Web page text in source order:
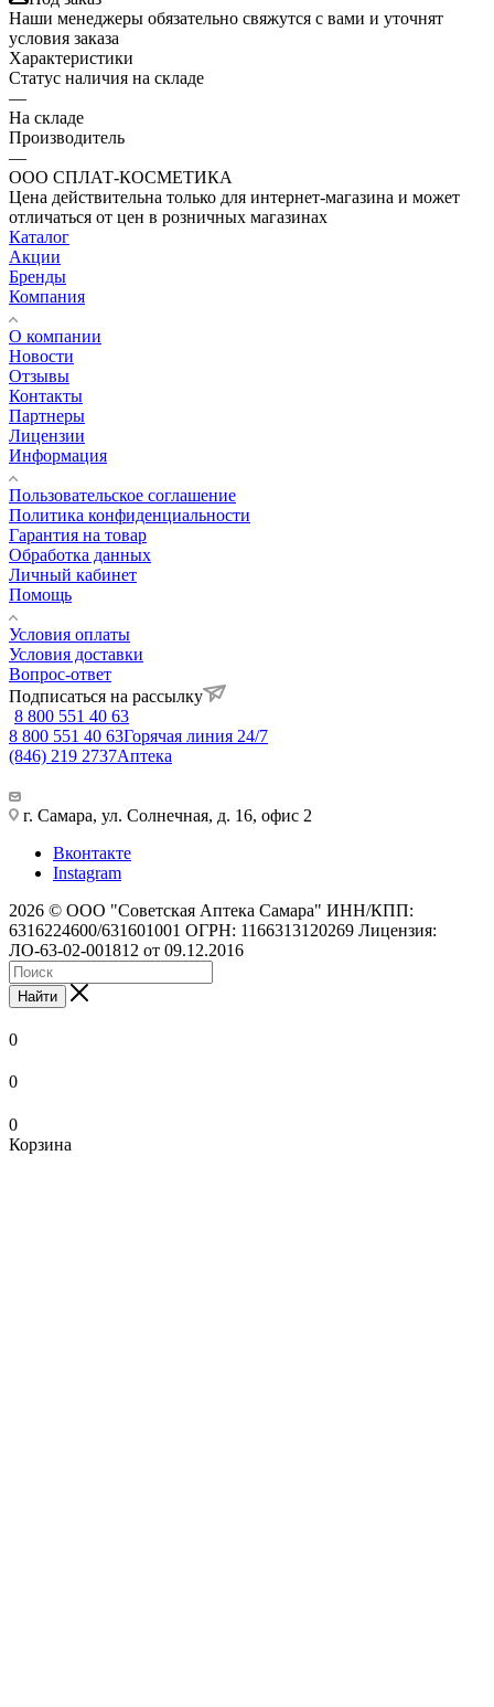
Наши менеджеры обязательно свяжутся с вами и уточнят
условия заказа
Характеристики
Статус наличия на складе
—
На складе
Производитель
—
ООО СПЛАТ-КОСМЕТИКА
Цена действительна только для интернет-магазина и может
отличаться от цен в розничных магазинах
Каталог
Акции
Бренды
Компания
О компании
Новости
Отзывы
Контакты
Партнеры
Лицензии
Информация
Пользовательское соглашение
Политика конфиденциальности
Гарантия на товар
Обработка данных
Личный кабинет
Помощь
Условия оплаты
Условия доставки
Вопрос-ответ
Подписаться на рассылку
8 800 551 40 63
8 800 551 40 63Горячая линия 24/7
(846) 219 2737Аптека
г. Самара, ул. Солнечная, д. 16, офис 2
Вконтакте
Instagram
2026 © ООО "Советская Аптека Самара" ИНН/КПП:
6316224600/631601001 ОГРН: 1166313120269 Лицензия:
ЛО-63-02-001812 от 09.12.2016
Найти
0
0
0
Корзина